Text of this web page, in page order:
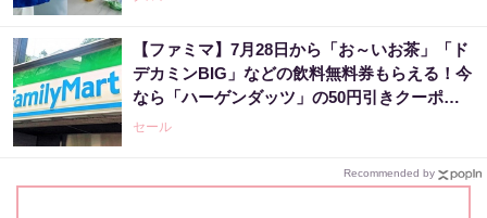
【ファミマ】7月28日から「お～いお茶」「ド
デカミンBIG」などの飲料無料券もらえる！今
なら「ハーゲンダッツ」の50円引きクーポン
も。
セール
Recommended by